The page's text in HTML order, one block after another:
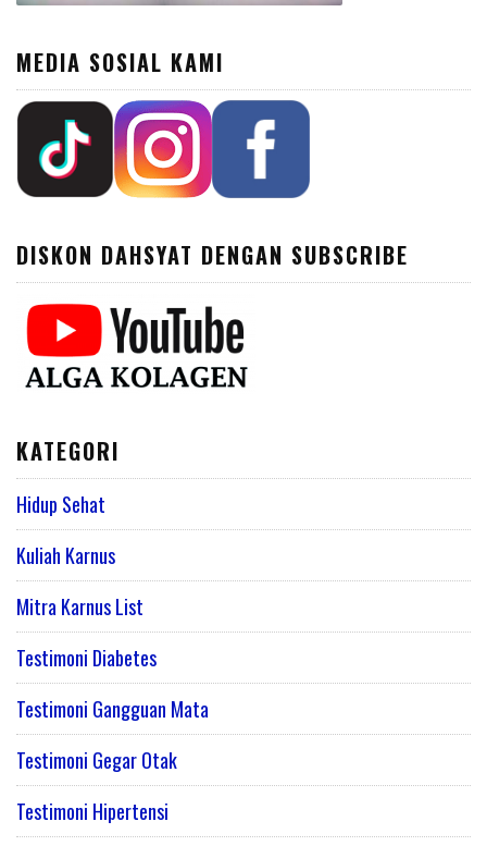
MEDIA SOSIAL KAMI
DISKON DAHSYAT DENGAN SUBSCRIBE
KATEGORI
Hidup Sehat
Kuliah Karnus
Mitra Karnus List
Testimoni Diabetes
Testimoni Gangguan Mata
Testimoni Gegar Otak
Testimoni Hipertensi